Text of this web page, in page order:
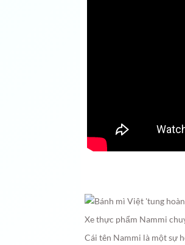
Xe thực phẩm Nammi
Cái tên Nammi là một sự